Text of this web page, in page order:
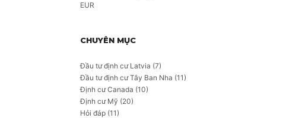
EUR
CHUYÊN MỤC
Đầu tư định cư Latvia (7)
Đầu tư định cư Tây Ban Nha (11)
Định cư Canada (10)
Định cư Mỹ (20)
Hỏi đáp (11)